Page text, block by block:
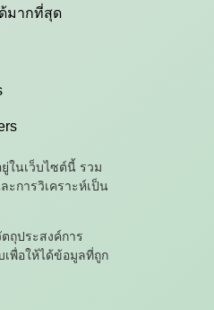
มากที่สุด
ในเว็บไซต์นี้ รวม
การวิเคราะห์เป็น
ถุประสงค์การ
เพื่อให้ได้ข้อมูลที่ถูก